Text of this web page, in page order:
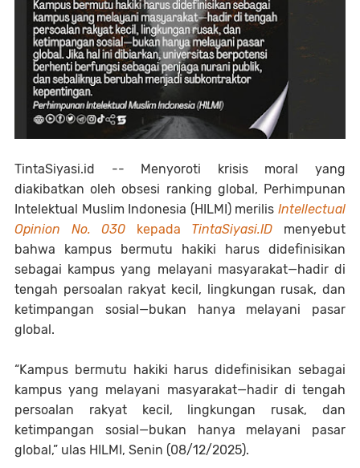
TintaSiyasi.id -- Menyoroti krisis moral yang
diakibatkan oleh obsesi ranking global, Perhimpunan
Intelektual Muslim Indonesia (HILMI) merilis Intellectual
Opinion No. 030 kepada TintaSiyasi.ID
menyebut
bahwa kampus bermutu hakiki harus didefinisikan
sebagai kampus yang melayani masyarakat—hadir di
tengah persoalan rakyat kecil, lingkungan rusak, dan
ketimpangan sosial—bukan hanya melayani pasar
global.
“Kampus bermutu hakiki harus didefinisikan sebagai
kampus yang melayani masyarakat—hadir di tengah
persoalan rakyat kecil, lingkungan rusak, dan
ketimpangan sosial—bukan hanya melayani pasar
global,” ulas HILMI, Senin (08/12/2025).